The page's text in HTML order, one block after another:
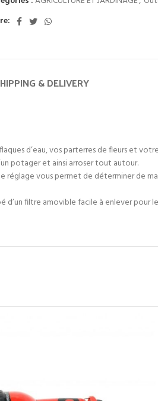
& DELIVERY
d’eau, vos parterres de fleurs et
potager et ainsi arroser tout autour.
réglage vous permet de déterminer de
filtre amovible facile à enlever pour